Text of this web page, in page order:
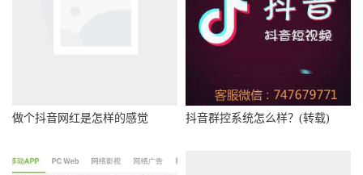
做个抖音网红是怎样的感觉 抖音群控系统怎么样？(转载)